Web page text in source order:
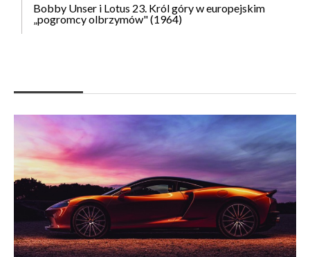
Bobby Unser i Lotus 23. Król góry w europejskim
„pogromcy olbrzymów" (1964)